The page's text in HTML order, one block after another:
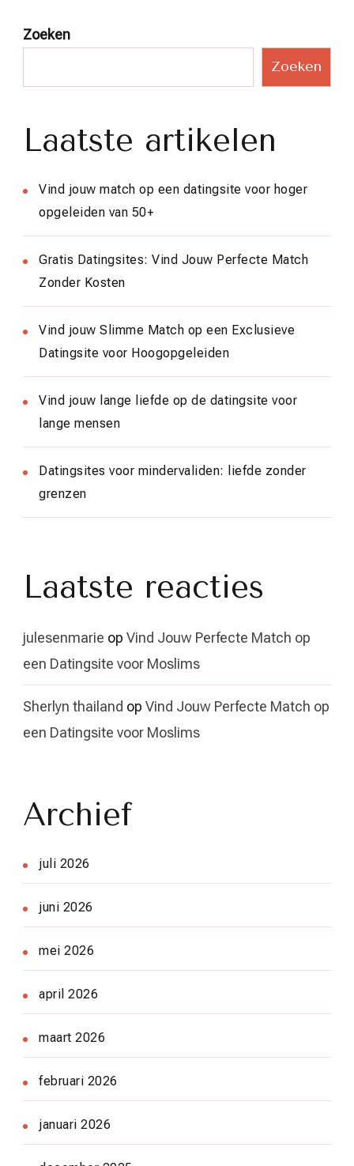
Zoeken
Zoeken
Laatste artikelen
Vind jouw match op een datingsite voor hoger
opgeleiden van 50+
Gratis Datingsites: Vind Jouw Perfecte Match
Zonder Kosten
Vind jouw Slimme Match op een Exclusieve
Datingsite voor Hoogopgeleiden
Vind jouw lange liefde op de datingsite voor
lange mensen
Datingsites voor mindervaliden: liefde zonder
grenzen
Laatste reacties
julesenmarie op Vind Jouw Perfecte Match op
een Datingsite voor Moslims
Sherlyn thailand op Vind Jouw Perfecte Match op
een Datingsite voor Moslims
Archief
juli 2026
juni 2026
mei 2026
april 2026
maart 2026
februari 2026
januari 2026